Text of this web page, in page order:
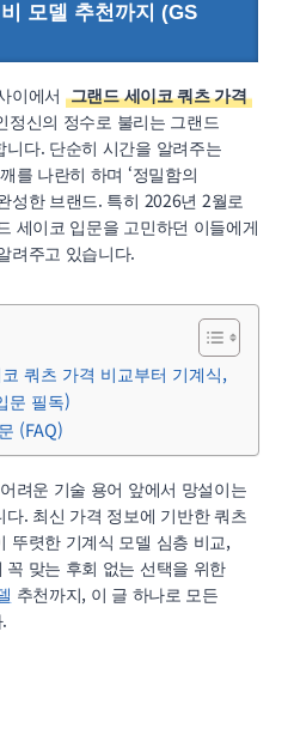
모델 추천까지 (GS
이에서 그랜드 세이코 쿼츠 가격
정신의 정수로 불리는 그랜드
다. 단순히 시간을 알려주는
를 나란히 하며 ‘정밀함의
성한 브랜드. 특히 2026년 2월로
세이코 입문을 고민하던 이들에게
려주고 있습니다.
쿼츠 가격 비교부터 기계식,
문 필독)
(FAQ)
려운 기술 용어 앞에서 망설이는
. 최신 가격 정보에 기반한 쿼츠
뚜렷한 기계식 모델 심층 비교,
맞는 후회 없는 선택을 위한
추천까지, 이 글 하나로 모든